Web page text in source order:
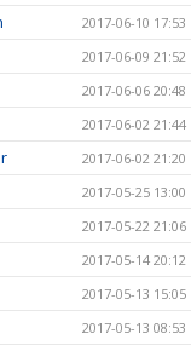
2017-06-10 17:53
2017-06-09 21:52
2017-06-06 20:48
2017-06-02 21:44
2017-06-02 21:20
2017-05-25 13:00
2017-05-22 21:06
2017-05-14 20:12
2017-05-13 15:05
2017-05-13 08:53